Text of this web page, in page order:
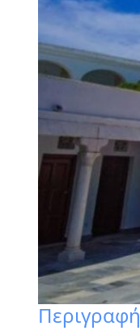
Περιγραφή